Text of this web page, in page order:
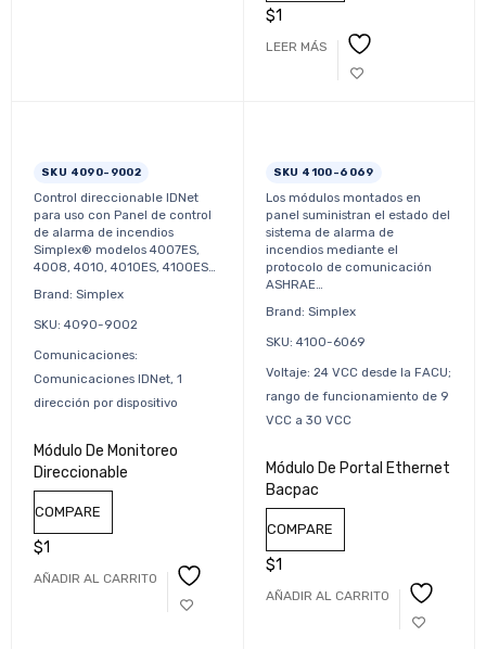
$1
LEER MÁS
SKU 4090-9002
Control direccionable IDNet
para uso con Panel de control
de alarma de incendios
Simplex® modelos 4007ES,
4008, 4010, 4010ES, 4100ES…
Brand: Simplex
SKU: 4090-9002
Comunicaciones:
Comunicaciones IDNet, 1
dirección por dispositivo
Módulo De Monitoreo
Direccionable
COMPARE
$1
AÑADIR AL CARRITO
SKU 4100-6069
Los módulos montados en
panel suministran el estado del
sistema de alarma de
incendios mediante el
protocolo de comunicación
ASHRAE…
Brand: Simplex
SKU: 4100-6069
Voltaje: 24 VCC desde la FACU;
rango de funcionamiento de 9
VCC a 30 VCC
Módulo De Portal Ethernet
Bacpac
COMPARE
$1
AÑADIR AL CARRITO